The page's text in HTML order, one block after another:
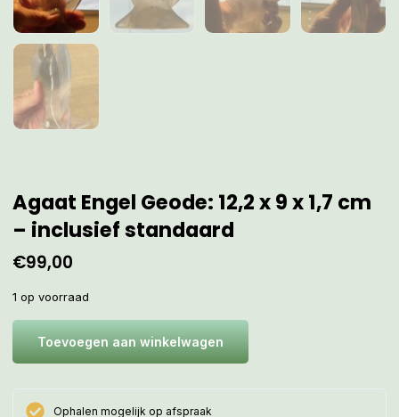
Agaat Engel Geode: 12,2 x 9 x 1,7 cm
– inclusief standaard
€99,00
1 op voorraad
Toevoegen aan winkelwagen
Ophalen mogelijk op afspraak